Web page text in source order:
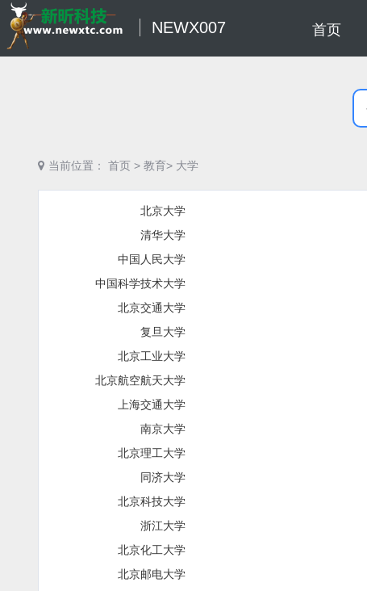
NEWX007 首页
当前位置： 首页 > 教育> 大学
北京大学
清华大学
中国人民大学
中国科学技术大学
北京交通大学
复旦大学
北京工业大学
北京航空航天大学
上海交通大学
南京大学
北京理工大学
同济大学
北京科技大学
浙江大学
北京化工大学
北京邮电大学